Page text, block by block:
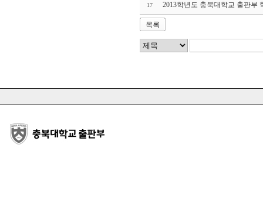
17 2013학년도 충북대학교 출판부
목록